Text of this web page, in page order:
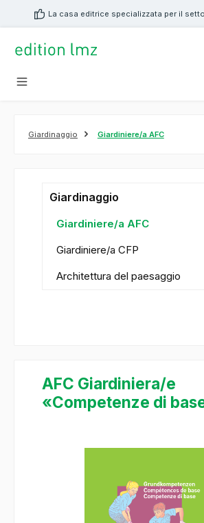
principaleLa casa editrice specializzata per il
Giardinaggio Giardiniere/a AFC
Giardinaggio
Giardiniere/a AFC
Giardiniere/a CFP
Architettura del paesaggio
AFC Giardiniera/e
«Competenze di